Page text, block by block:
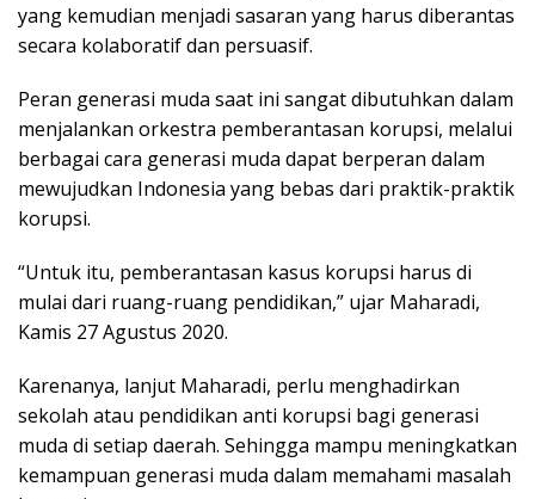
yang kemudian menjadi sasaran yang harus diberantas
secara kolaboratif dan persuasif.
Peran generasi muda saat ini sangat dibutuhkan dalam
menjalankan orkestra pemberantasan korupsi, melalui
berbagai cara generasi muda dapat berperan dalam
mewujudkan Indonesia yang bebas dari praktik-praktik
korupsi.
“Untuk itu, pemberantasan kasus korupsi harus di
mulai dari ruang-ruang pendidikan,” ujar Maharadi,
Kamis 27 Agustus 2020.
Karenanya, lanjut Maharadi, perlu menghadirkan
sekolah atau pendidikan anti korupsi bagi generasi
muda di setiap daerah. Sehingga mampu meningkatkan
kemampuan generasi muda dalam memahami masalah